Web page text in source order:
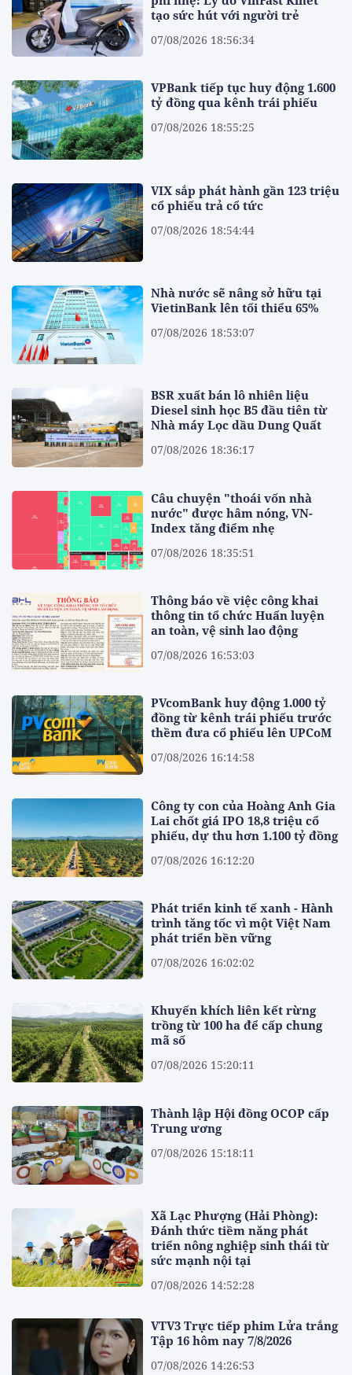
tạo sức hút với người trẻ
07/08/2026 18:56:34
VPBank tiếp tục huy động 1.600
tỷ đồng qua kênh trái phiếu
07/08/2026 18:55:25
VIX sắp phát hành gần 123 triệu
cổ phiếu trả cổ tức
07/08/2026 18:54:44
Nhà nước sẽ nâng sở hữu tại
VietinBank lên tối thiểu 65%
07/08/2026 18:53:07
BSR xuất bán lô nhiên liệu
Diesel sinh học B5 đầu tiên từ
Nhà máy Lọc dầu Dung Quất
07/08/2026 18:36:17
Câu chuyện "thoái vốn nhà
nước" được hâm nóng, VN-
Index tăng điểm nhẹ
07/08/2026 18:35:51
Thông báo về việc công khai
thông tin tổ chức Huấn luyện
an toàn, vệ sinh lao động
07/08/2026 16:53:03
PVcomBank huy động 1.000 tỷ
đồng từ kênh trái phiếu trước
thềm đưa cổ phiếu lên UPCoM
07/08/2026 16:14:58
Công ty con của Hoàng Anh Gia
Lai chốt giá IPO 18,8 triệu cổ
phiếu, dự thu hơn 1.100 tỷ đồng
07/08/2026 16:12:20
Phát triển kinh tế xanh - Hành
trình tăng tốc vì một Việt Nam
phát triển bền vững
07/08/2026 16:02:02
Khuyến khích liên kết rừng
trồng từ 100 ha để cấp chung
mã số
07/08/2026 15:20:11
Thành lập Hội đồng OCOP cấp
Trung ương
07/08/2026 15:18:11
Xã Lạc Phượng (Hải Phòng):
Đánh thức tiềm năng phát
triển nông nghiệp sinh thái từ
sức mạnh nội tại
07/08/2026 14:52:28
VTV3 Trực tiếp phim Lửa trắng
Tập 16 hôm nay 7/8/2026
07/08/2026 14:26:53